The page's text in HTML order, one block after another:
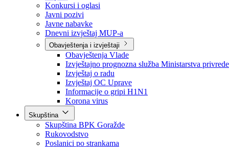
Sve vijesti
Izdvojeno
Najave
Konkursi i oglasi
Javni pozivi
Javne nabavke
Dnevni izvještaj MUP-a
Obavještenja i izvještaji
Obavještenja Vlade
Izvještajno prognozna služba Ministarstva privrede
Izvještaj o radu
Izvještaj OC Uprave
Informacije o gripi H1N1
Korona virus
Skupština